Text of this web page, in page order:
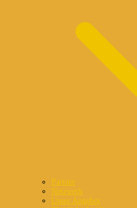
Partner
Netzwerk
Unser Angebot